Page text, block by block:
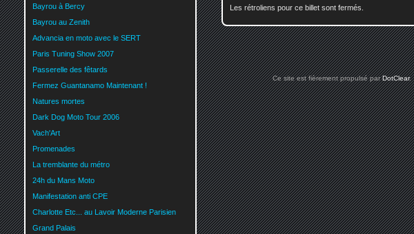
Les rétroliens pour ce billet sont fermés.
Bayrou à Bercy
Bayrou au Zenith
Advancia en moto avec le SERT
Paris Tuning Show 2007
Passerelle des fêtards
Fermez Guantanamo Maintenant !
Natures mortes
Dark Dog Moto Tour 2006
Vach'Art
Promenades
La tremblante du métro
24h du Mans Moto
Manifestation anti CPE
Charlotte Etc... au Lavoir Moderne Parisien
Grand Palais
Ce site est fièrement propulsé parDotClear.